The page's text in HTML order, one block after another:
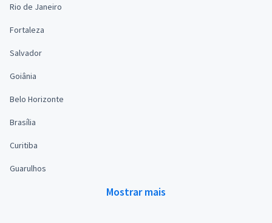
Rio de Janeiro
Fortaleza
Salvador
Goiânia
Belo Horizonte
Brasília
Curitiba
Guarulhos
Mostrar mais